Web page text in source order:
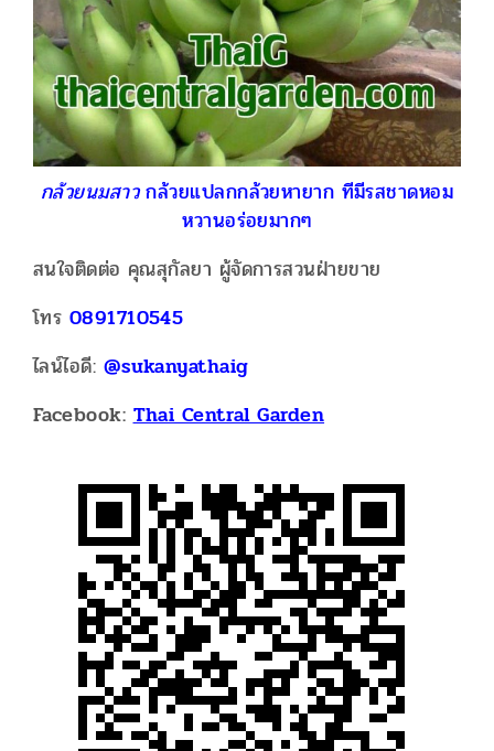
กล้วยนมสาวกล้วยแปลกกล้วยหายาก ทีมีรสชาดหอม
หวานอร่อยมากๆ
สนใจติดต่อ คุณสุกัลยา ผู้จัดการสวนฝ่ายขาย
โทร 0891710545
ไลน์ไอดี: @sukanyathaig
Facebook:Thai Central Garden